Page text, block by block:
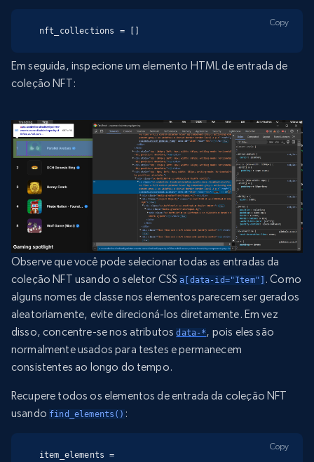
nft_collections = []
Copy
Em seguida, inspecione um elemento HTML de entrada de
coleção NFT:
Observe que você pode selecionar todas as entradas da
coleção NFT usando o seletor CSSa[data-id="Item"]
. Como
alguns nomes de classe nos elementos parecem ser gerados
aleatoriamente, evite direcioná-los diretamente. Em vez
disso, concentre-se nos atributosdata-*, pois eles são
normalmente usados para testes e permanecem
consistentes ao longo do tempo.
Recupere todos os elementos de entrada da coleção NFT
usando find_elements() :
item_elements =
Copy